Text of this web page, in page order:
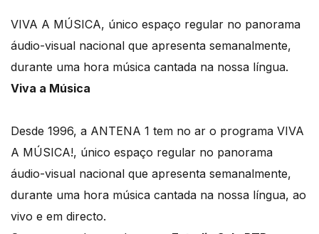
VIVA A MÚSICA, único espaço regular no panorama
áudio-visual nacional que apresenta semanalmente,
durante uma hora música cantada na nossa língua.
Viva a Música
Desde 1996, a ANTENA 1 tem no ar o programa VIVA
A MÚSICA!, único espaço regular no panorama
áudio-visual nacional que apresenta semanalmente,
durante uma hora música cantada na nossa língua, ao
vivo e em directo.